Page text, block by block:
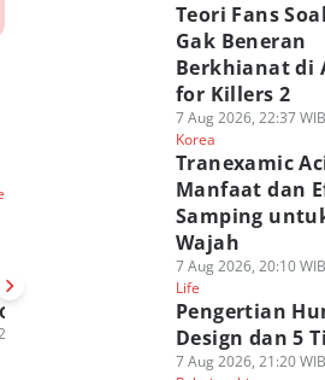
Rail,
WIB
ASUS ROG Hadirkan
Pengalaman Gaming
Epik di HoYo FEST
2026 Indonesia
30 Jul 2026, 17:30 WIB
30
Teori Fans
Gak Beneran
Berkhianat di
for Killers 2
7 Aug 2026, 22:37 WIB
Korea
Tranexamic
Manfaat dan
Samping
Wajah
7 Aug 2026, 20:10 WIB
Life
Pengertian
Design dan 5
7 Aug 2026, 21:20 WIB